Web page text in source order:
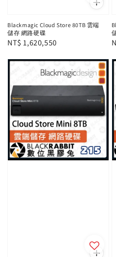
Blackmagic Cloud Store 80TB 雲端
儲存 網路硬碟
Regular
NT$ 1,620,550